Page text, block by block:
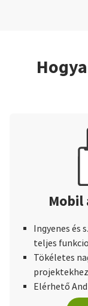
Mobil
Ingyenes és
teljes
Tökéletes
projektekhez
Elérhető